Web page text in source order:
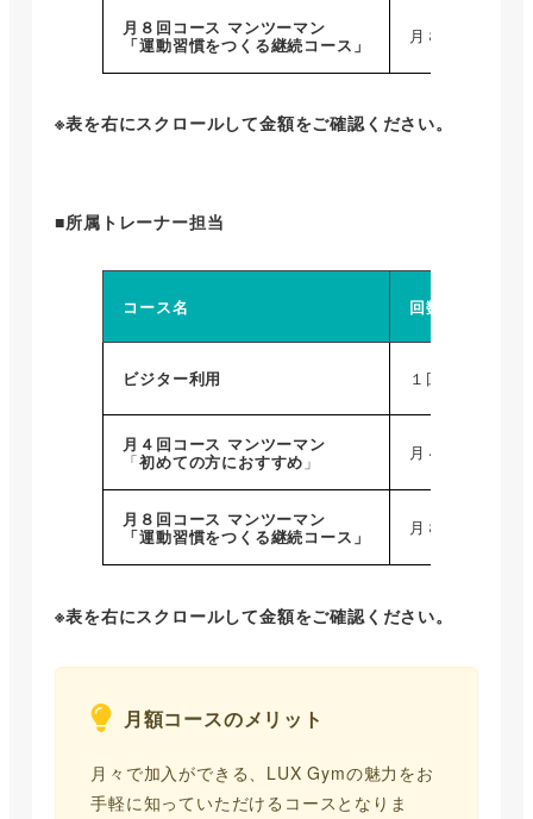
月８回 コース マンツーマン
「運動習慣をつくる継続コース 」 月８回
※表を右にスクロールして金額をご確認ください。
■所属トレーナー担当
コース名 回数
ビジター利用 １回
月４回コース マンツーマン
「初めての方におすすめ 」 月４回
月８回 コース マンツーマン
「運動習慣をつくる継続コース 」 月８回
※表を右にスクロールして金額をご確認ください。
月額コースのメリット
月々で加入ができる、LUX Gymの魅力をお
手軽に知っていただけるコースとなりま